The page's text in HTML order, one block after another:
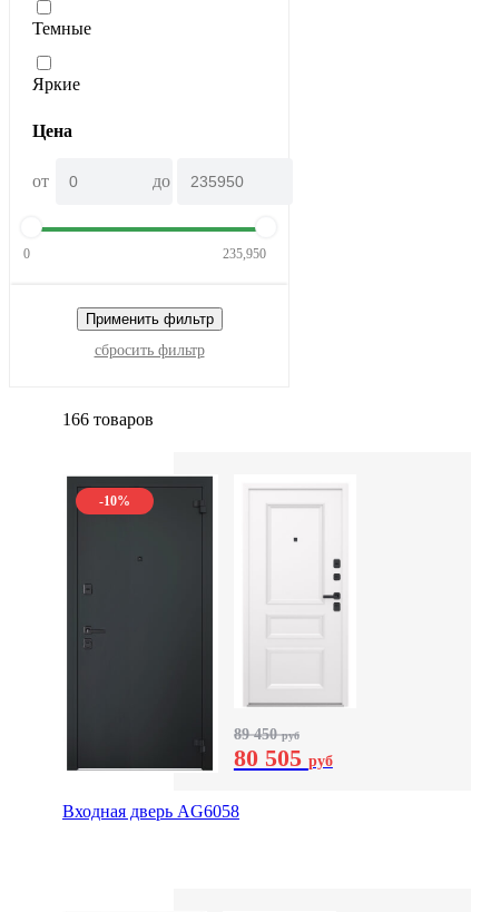
Темные
Яркие
Цена
от до
0 235,950
Применить фильтр
сбросить фильтр
166 товаров
-10%
89 450руб
80 505 руб
Входная дверь AG6058